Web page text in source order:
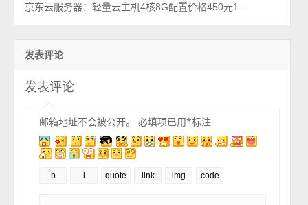
发表评论
发表评论
邮箱地址不会被公开。 必填项已用*标注